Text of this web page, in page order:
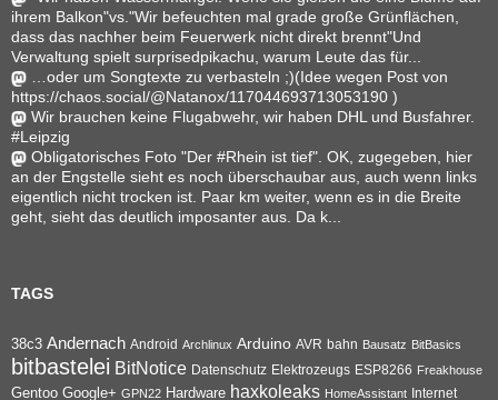
ihrem Balkon"vs."Wir befeuchten mal grade große Grünflächen,
dass das nachher beim Feuerwerk nicht direkt brennt"Und
Verwaltung spielt surprisedpikachu, warum Leute das für...
…oder um Songtexte zu verbasteln ;)(Idee wegen Post von
https://chaos.social/@Natanox/117044693713053190 )
Wir brauchen keine Flugabwehr, wir haben DHL und Busfahrer.
#Leipzig
Obligatorisches Foto "Der #Rhein ist tief". OK, zugegeben, hier
an der Engstelle sieht es noch überschaubar aus, auch wenn links
eigentlich nicht trocken ist. Paar km weiter, wenn es in die Breite
geht, sieht das deutlich imposanter aus. Da k...
TAGS
38c3 Andernach Android Archlinux Arduino AVR bahn Bausatz BitBasics
bitbastelei BitNotice Datenschutz Elektrozeugs ESP8266 Freakhouse
Gentoo Google+ GPN22 Hardware haxkoleaks HomeAssistant Internet